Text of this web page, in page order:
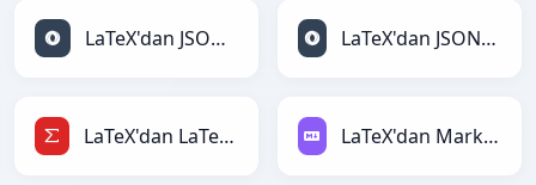
LaTeX'dan JSON'ye LaTeX'dan JSONLines'ye
LaTeX'dan LaTeX'ye LaTeX'dan Markdown'ye